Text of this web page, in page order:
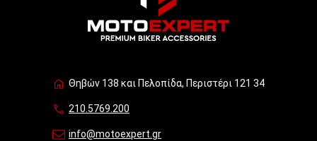
Θηβών 138 και Πελοπίδα, Περιστέρι 121 34
210.5769.200
info@motoexpert.gr